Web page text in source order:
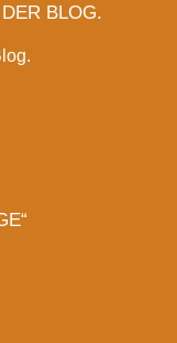
BLOG.